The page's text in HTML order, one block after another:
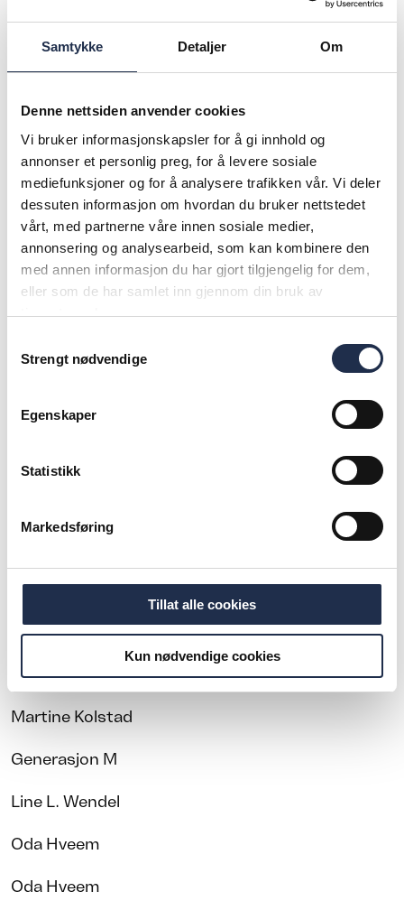
Samtykke Detaljer Om
Denne nettsiden anvender cookies
Vi bruker informasjonskapsler for å gi innhold og
annonser et personlig preg, for å levere sosiale
mediefunksjoner og for å analysere trafikken vår. Vi deler
dessuten informasjon om hvordan du bruker nettstedet
vårt, med partnerne våre innen sosiale medier,
annonsering og analysearbeid, som kan kombinere den
med annen informasjon du har gjort tilgjengelig for dem,
eller som de har samlet inn gjennom din bruk av
tjenestene deres.
Strengt nødvendige
Egenskaper
Statistikk
Markedsføring
Tillat alle cookies
Kun nødvendige cookies
Hans Granberg
Oda Hveem
Dag Knudsen
Portrettbilder – Dag Knudsen
Frank Holm
Alex Asensi
Morten Brakestad
Auticon
Jeppe Bøje Nielsen, Hitsa A/S
Martine Kolstad
Generasjon M
Line L. Wendel
Oda Hveem
Oda Hveem